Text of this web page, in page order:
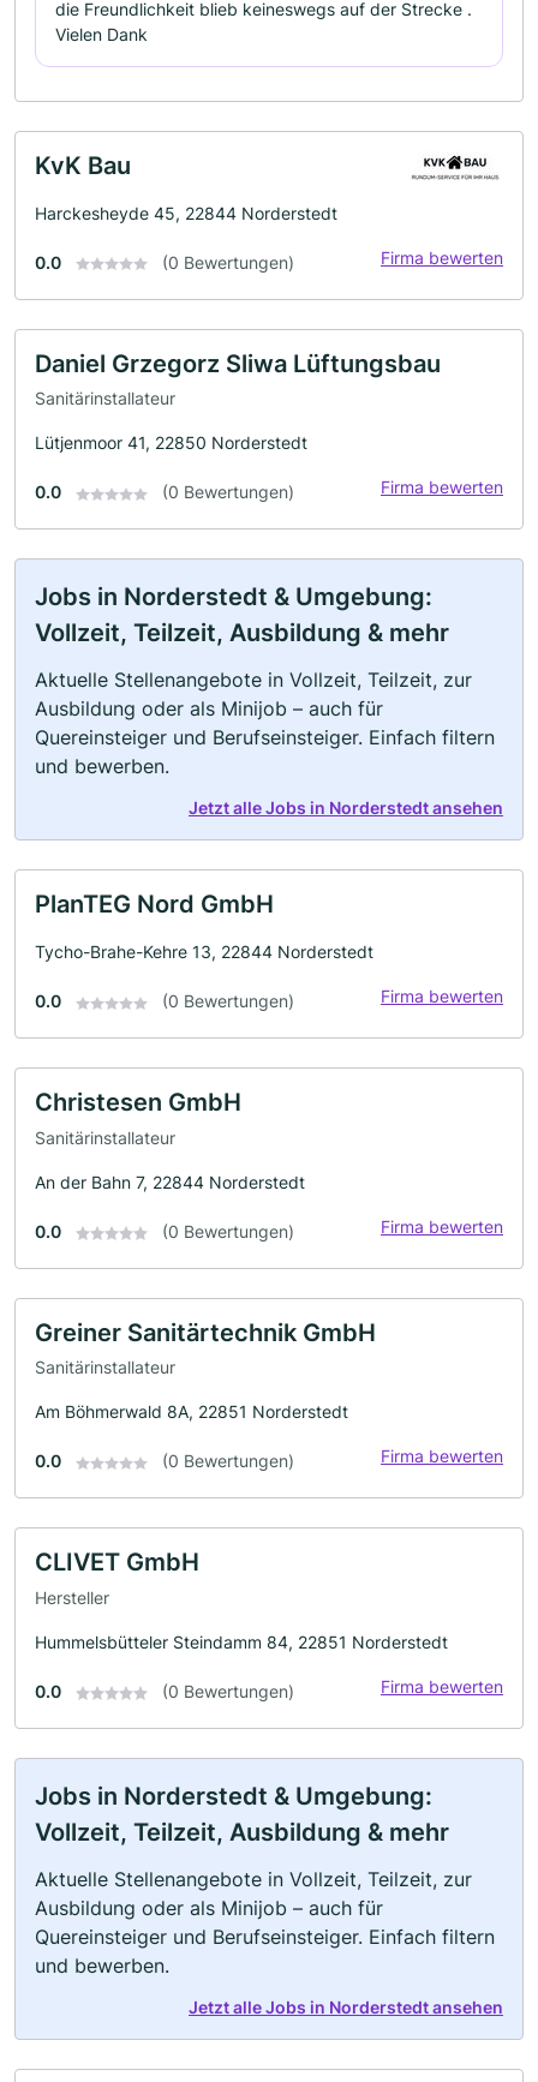
die Freundlichkeit blieb keineswegs auf der Strecke .
Vielen Dank
KvK Bau
Harckesheyde 45, 22844 Norderstedt
0.0 (0 Bewertungen) Firma bewerten
Daniel Grzegorz Sliwa Lüftungsbau
Sanitärinstallateur
Lütjenmoor 41, 22850 Norderstedt
0.0 (0 Bewertungen) Firma bewerten
Jobs in Norderstedt & Umgebung:
Vollzeit, Teilzeit, Ausbildung & mehr
Aktuelle Stellenangebote in Vollzeit, Teilzeit, zur
Ausbildung oder als Minijob – auch für
Quereinsteiger und Berufseinsteiger. Einfach filtern
und bewerben.
Jetzt alle Jobs in Norderstedt ansehen
PlanTEG Nord GmbH
Tycho-Brahe-Kehre 13, 22844 Norderstedt
0.0 (0 Bewertungen) Firma bewerten
Christesen GmbH
Sanitärinstallateur
An der Bahn 7, 22844 Norderstedt
0.0 (0 Bewertungen) Firma bewerten
Greiner Sanitärtechnik GmbH
Sanitärinstallateur
Am Böhmerwald 8A, 22851 Norderstedt
0.0 (0 Bewertungen) Firma bewerten
CLIVET GmbH
Hersteller
Hummelsbütteler Steindamm 84, 22851 Norderstedt
0.0 (0 Bewertungen) Firma bewerten
Jobs in Norderstedt & Umgebung:
Vollzeit, Teilzeit, Ausbildung & mehr
Aktuelle Stellenangebote in Vollzeit, Teilzeit, zur
Ausbildung oder als Minijob – auch für
Quereinsteiger und Berufseinsteiger. Einfach filtern
und bewerben.
Jetzt alle Jobs in Norderstedt ansehen